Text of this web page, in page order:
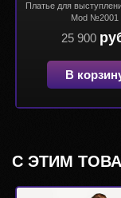
Платье для
Mod №2001
25 900
В
С ЭТИМ